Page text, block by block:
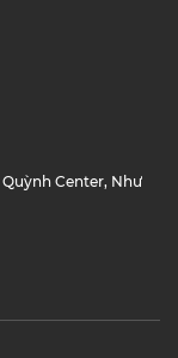
Quỳnh Center, Như